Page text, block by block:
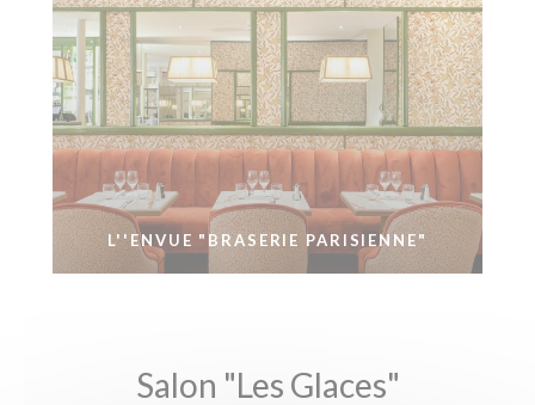
L''ENVUE "BRASERIE PARISIENNE"
Salon "Les Glaces"